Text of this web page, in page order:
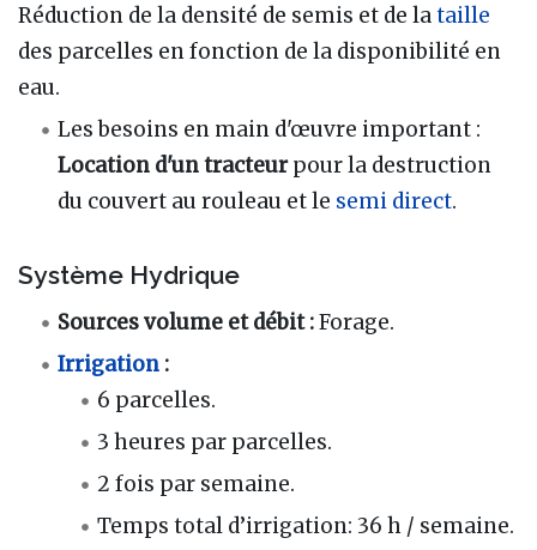
Réduction de la densité de semis et de lataille
des parcelles en fonction de la disponibilité en
eau.
Les besoins en main d'œuvre important :
Location d'un tracteurpour la destruction
du couvert au rouleau et le semi direct.
Système Hydrique
Sources volume et débit :Forage.
Irrigation :
6 parcelles.
3 heures par parcelles.
2 fois par semaine.
Temps total d’irrigation: 36 h / semaine.